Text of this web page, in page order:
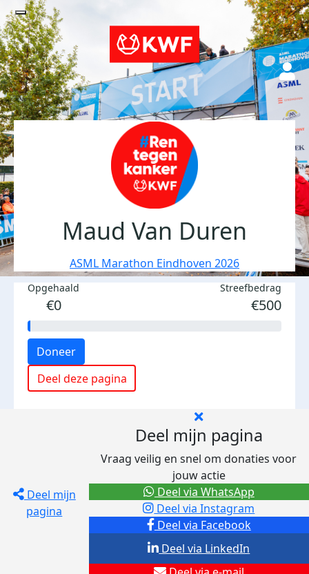
Maud Van Duren
ASML Marathon Eindhoven 2026
Opgehaald
€0
Streefbedrag
€500
Doneer
Deel deze pagina
Deel mijn
pagina
Deel mijn pagina
Vraag veilig en snel om donaties voor
jouw actie
Deel via Facebook
Deel via Instagram
Deel via LinkedIn
Deel via WhatsApp